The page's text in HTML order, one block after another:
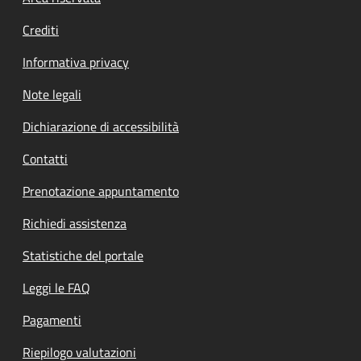
Crediti
Informativa privacy
Note legali
Dichiarazione di accessibilità
Contatti
Prenotazione appuntamento
Richiedi assistenza
Statistiche del portale
Leggi le FAQ
Pagamenti
Riepilogo valutazioni